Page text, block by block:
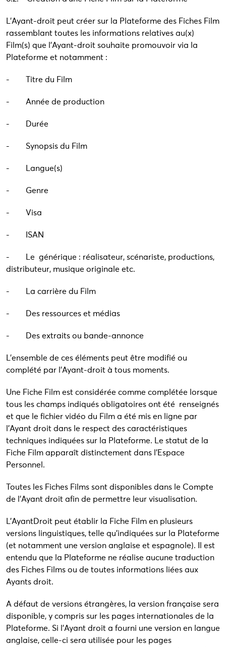
L’Ayant-droit peut créer sur la Plateforme des Fiches Film
rassemblant toutes les informations relatives au(x)
Film(s) que l’Ayant-droit souhaite promouvoir via la
Plateforme et notamment :
- Titre du Film
- Année de production
- Durée
- Synopsis du Film
- Langue(s)
- Genre
- Visa
- ISAN
- Le générique : réalisateur, scénariste, productions,
distributeur, musique originale etc.
- La carrière du Film
- Des ressources et médias
- Des extraits ou bande-annonce
L’ensemble de ces éléments peut être modifié ou
complété par l’Ayant-droit à tous moments.
Une Fiche Film est considérée comme complétée lorsque
tous les champs indiqués obligatoires ont été renseignés
et que le fichier vidéo du Film a été mis en ligne par
l’Ayant droit dans le respect des caractéristiques
techniques indiquées sur la Plateforme. Le statut de la
Fiche Film apparaît distinctement dans l’Espace
Personnel.
Toutes les Fiches Films sont disponibles dans le Compte
de l’Ayant droit afin de permettre leur visualisation.
L’AyantDroit peut établir la Fiche Film en plusieurs
versions linguistiques, telle qu’indiquées sur la Plateforme
(et notamment une version anglaise et espagnole). Il est
entendu que la Plateforme ne réalise aucune traduction
des Fiches Films ou de toutes informations liées aux
Ayants droit.
A défaut de versions étrangères, la version française sera
disponible, y compris sur les pages internationales de la
Plateforme. Si l’Ayant droit a fourni une version en langue
anglaise, celle-ci sera utilisée pour les pages